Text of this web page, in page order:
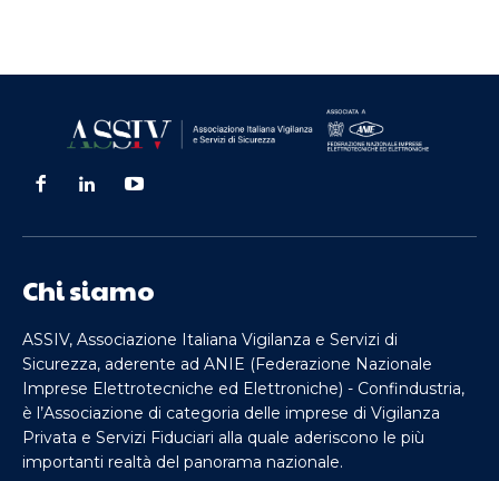
Chi siamo
ASSIV, Associazione Italiana Vigilanza e Servizi di
Sicurezza, aderente ad ANIE (Federazione Nazionale
Imprese Elettrotecniche ed Elettroniche) - Confindustria,
è l’Associazione di categoria delle imprese di Vigilanza
Privata e Servizi Fiduciari alla quale aderiscono le più
importanti realtà del panorama nazionale.